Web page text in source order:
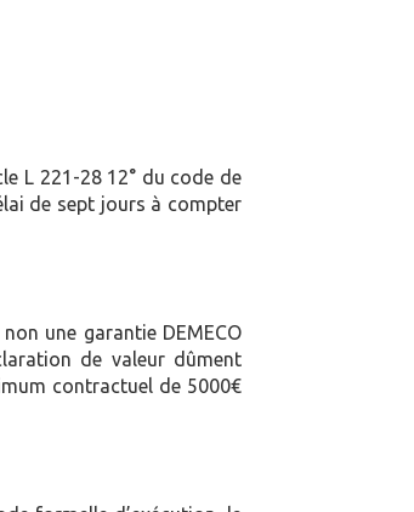
L 221-28 12° du code de
de sept jours à compter
une garantie DEMECO
de valeur dûment
contractuel de 5000€